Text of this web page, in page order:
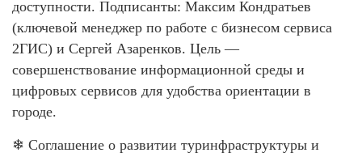
доступности. Подписанты: Максим Кондратьев
(ключевой менеджер по работе с бизнесом сервиса
2ГИС) и Сергей Азаренков. Цель —
совершенствование информационной среды и
цифровых сервисов для удобства ориентации в
городе.
❄ Соглашение о развитии туринфраструктуры и